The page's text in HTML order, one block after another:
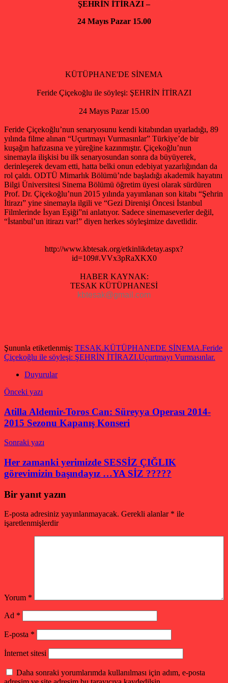
ŞEHRİN İTİRAZI –
24 Mayıs Pazar 15.00
KÜTÜPHANE'DE SİNEMA
Feride Çiçekoğlu ile söyleşi: ŞEHRİN İTİRAZI
24 Mayıs Pazar 15.00
Feride Çiçekoğlu’nun senaryosunu kendi kitabından uyarladığı, 89
yılında filme alınan “Uçurtmayı Vurmasınlar” Türkiye’de bir
kuşağın hafızasına ve yüreğine kazınmıştır. Çiçekoğlu’nun
sinemayla ilişkisi bu ilk senaryosundan sonra da büyüyerek,
derinleşerek devam etti, hatta belki onun edebiyat yazarlığından da
rol çaldı. ODTÜ Mimarlık Bölümü’nde başladığı akademik hayatını
Bilgi Üniversitesi Sinema Bölümü öğretim üyesi olarak sürdüren
Prof. Dr. Çiçekoğlu’nun 2015 yılında yayımlanan son kitabı “Şehrin
İtirazı” yine sinemayla ilgili ve “Gezi Direnişi Öncesi İstanbul
Filmlerinde İsyan Eşiği”ni anlatıyor. Sadece sinemaseverler değil,
“İstanbul’un itirazı var!” diyen herkes söyleşimize davetlidir.
http://www.kbtesak.org/etkinlikdetay.aspx?
id=109#.VVx3pRaXKX0
HABER KAYNAK:
TESAK KÜTÜPHANESİ
kbtesak@gmail.com
Şununla etiketlenmiş: TESAK.KÜTÜPHANEDE SİNEMA.Feride
Çiçekoğlu ile söyleşi: ŞEHRİN İTİRAZI.Uçurtmayı Vurmasınlar.
Duyurular
Yazı
gezinmesi
Önceki yazı
Atilla Aldemir-Toros Can: Süreyya Operası 2014-
2015 Sezonu Kapanış Konseri
Sonraki yazı
Her zamanki yerimizde SESSİZ ÇIĞLIK
görevimizin başındayız …YA SİZ ?????
Bir yanıt yazın
E-posta adresiniz yayınlanmayacak. Gerekli alanlar * ile
işaretlenmişlerdir
Yorum *
Ad *
E-posta *
İnternet sitesi
Daha sonraki yorumlarımda kullanılması için adım, e-posta